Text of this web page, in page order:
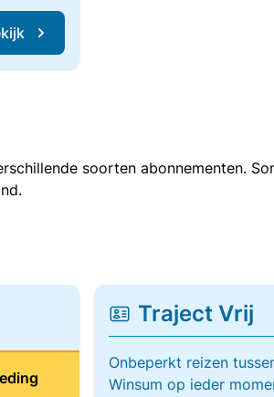
soorten abonnementen.
Traject Vrij
Onbeperkt reizen
Winsum op ieder